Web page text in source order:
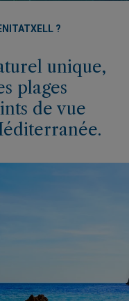
?
unique,
plages
de vue